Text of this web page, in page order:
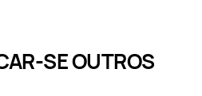
SE OUTROS